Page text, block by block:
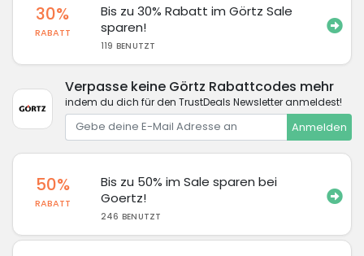
30%
RABATT
Bis zu 30% Rabatt im Görtz Sale
sparen!
119 BENUTZT
Verpasse keine Görtz Rabattcodes mehr
indem du dich für den TrustDeals Newsletter anmeldest!
Anmelden
50%
RABATT
Bis zu 50% im Sale sparen bei
Goertz!
246 BENUTZT